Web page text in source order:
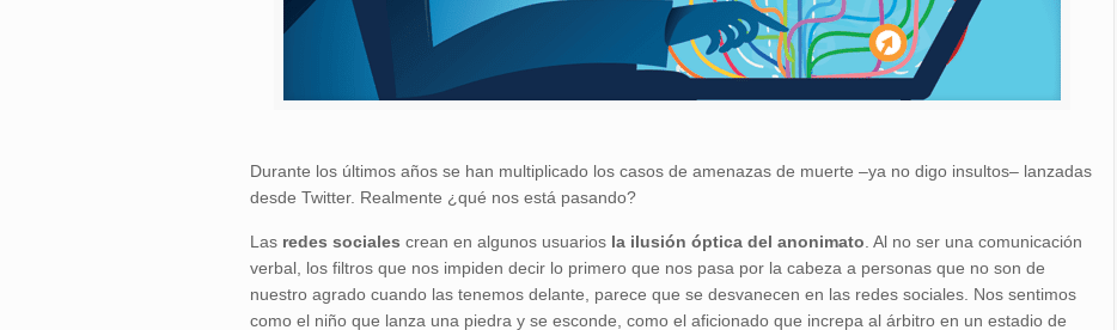
Durante los últimos años se han multiplicado los casos de amenazas de muerte –ya no digo insultos– lanzadas
desde Twitter. Realmente ¿qué nos está pasando?
Las redes sociales crean en algunos usuarios la ilusión óptica del anonimato . Al no ser una comunicación
verbal, los filtros que nos impiden decir lo primero que nos pasa por la cabeza a personas que no son de
nuestro agrado cuando las tenemos delante, parece que se desvanecen en las redes sociales. Nos sentimos
como el niño que lanza una piedra y se esconde, como el aficionado que increpa al árbitro en un estadio de